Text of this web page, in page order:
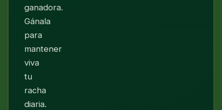
ganadora.
Gánala
para
mantener
viva
tu
racha
diaria.